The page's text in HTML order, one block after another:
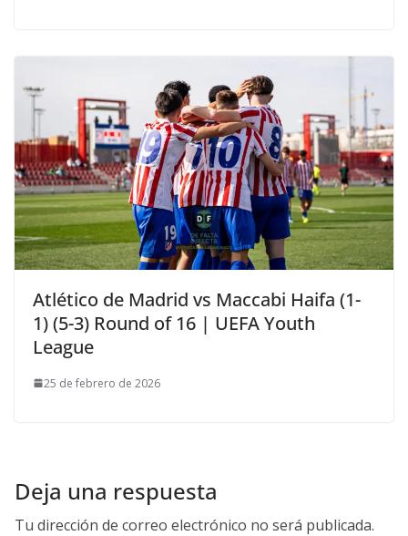
Atlético de Madrid vs Maccabi Haifa (1-
1) (5-3) Round of 16 | UEFA Youth
League
25 de febrero de 2026
Deja una respuesta
Tu dirección de correo electrónico no será publicada.